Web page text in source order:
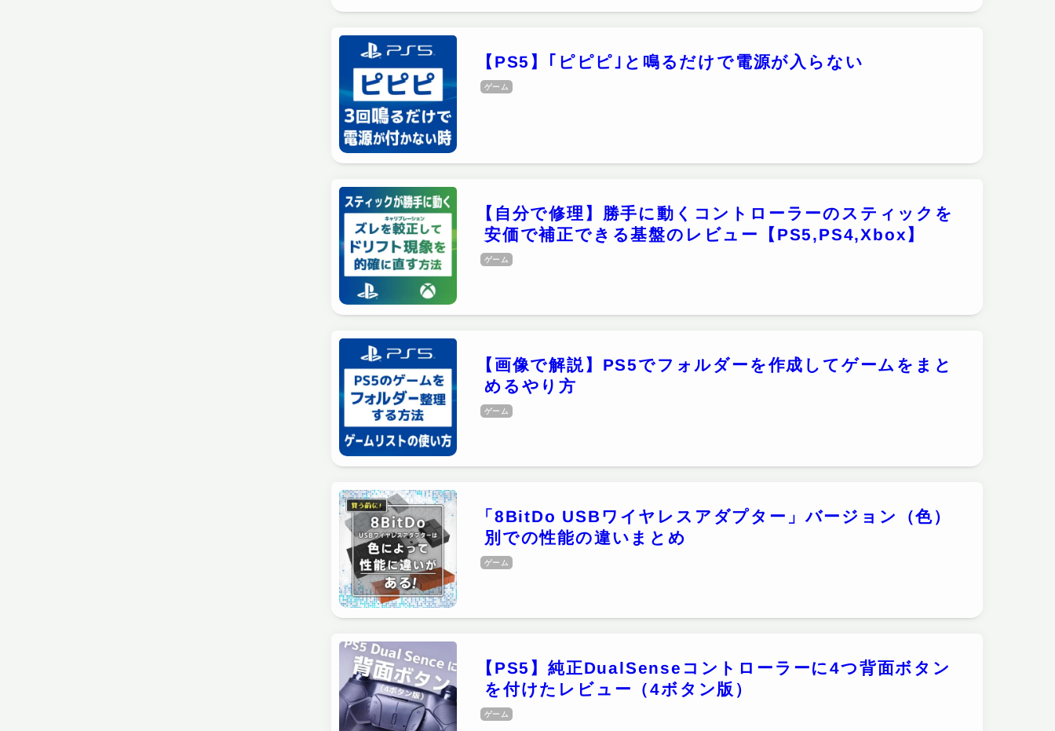
【PS5】｢ピピピ｣と鳴るだけで電源が入らない
ゲーム
【自分で修理】勝手に動くコントローラーのスティックを
安価で補正できる基盤のレビュー【PS5,PS4,Xbox】
ゲーム
【画像で解説】PS5でフォルダーを作成してゲームをまと
めるやり方
ゲーム
「8BitDo USBワイヤレスアダプター」バージョン（色）
別での性能の違いまとめ
ゲーム
【PS5】純正DualSenseコントローラーに4つ背面ボタン
を付けたレビュー（4ボタン版）
ゲーム